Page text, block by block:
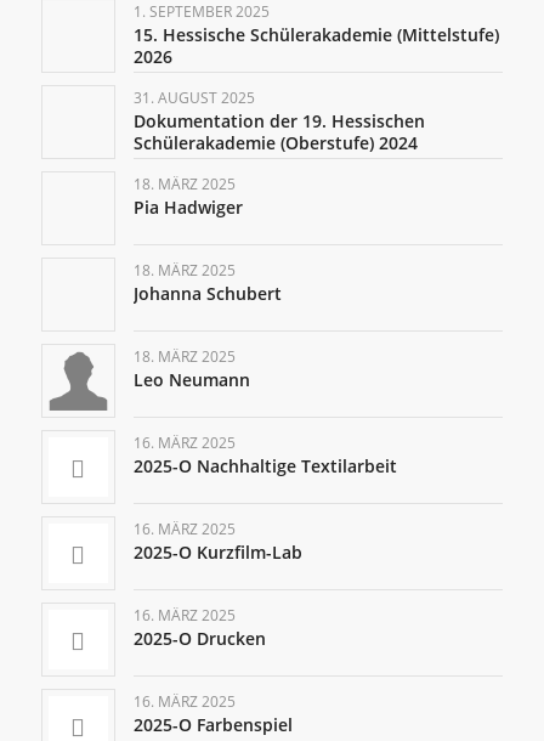
1. SEPTEMBER 2025
15. Hessische Schülerakademie (Mittelstufe)
2026
31. AUGUST 2025
Dokumentation der 19. Hessischen
Schülerakademie (Oberstufe) 2024
18. MÄRZ 2025
Pia Hadwiger
18. MÄRZ 2025
Johanna Schubert
18. MÄRZ 2025
Leo Neumann
16. MÄRZ 2025
2025-O Nachhaltige Textilarbeit
16. MÄRZ 2025
2025-O Kurzfilm-Lab
16. MÄRZ 2025
2025-O Drucken
16. MÄRZ 2025
2025-O Farbenspiel